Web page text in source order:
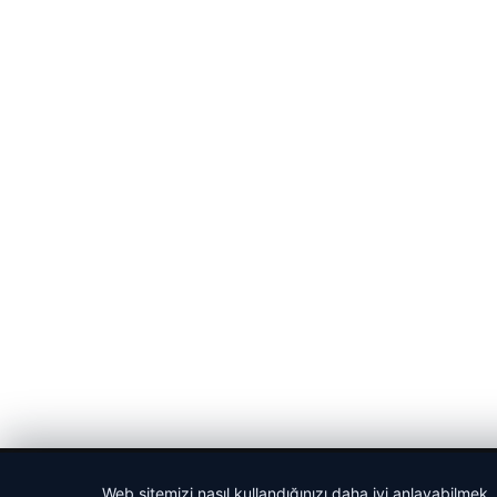
Web sitemizi nasıl kullandığınızı daha iyi